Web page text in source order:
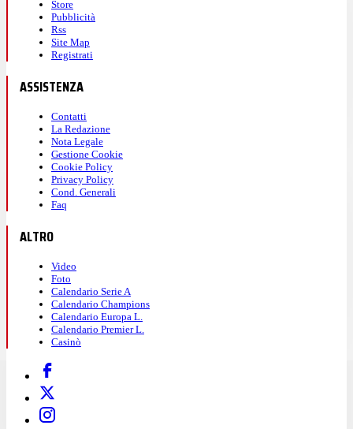
Store
Pubblicità
Rss
Site Map
Registrati
ASSISTENZA
Contatti
La Redazione
Nota Legale
Gestione Cookie
Cookie Policy
Privacy Policy
Cond. Generali
Faq
ALTRO
Video
Foto
Calendario Serie A
Calendario Champions
Calendario Europa L.
Calendario Premier L.
Casinò